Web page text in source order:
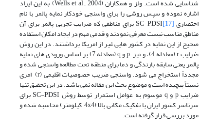
شناسایی شده است. ولز و همکاران (Wells et al., 2004) به این ایراد
اشاره نموده و سپس روشی را برای واسنجی خودکار نمایه پالمر با نام
اختصاری SC-PDSI[17] برای مناطقی که ضرایب تجربی پالمر برای آن
مناطق مناسب نیست معرفی نمودند و قدمی مهم در ایجاد امکان استفاده
صحیح از این نمایه در کشور هایی غیر از امریکا برداشتند. در این روش
ضرایب r (معادله 4)، و نیز p و q (معادله 7) بر اساس ورودی های نمایه
پالمر یعنی سابقه بارندگی و دما برای منطقه تحت مطالعه واسنجی شده و
مجدداً استخراج می شود. واسنجی ضریب خصوصیات اقلیمی (r) امری
نسبتاً پیچیده است و موضوع بحث این مقاله نمی باشد. در این تحقیق تنها
ضرایب p و q موسوم به عوامل استمرار توسط روش SC-PDSI برای
سرتاسر کشور ایران با تفکیک مکانی بالا (4x4 کیلومتر) محاسبه شده و
مورد بررسی قرار گرفته است.